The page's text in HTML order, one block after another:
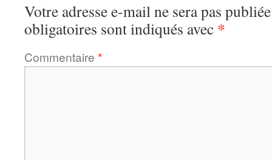
Votre adresse e-mail ne sera pas
obligatoires sont indiqués avec *
Commentaire *